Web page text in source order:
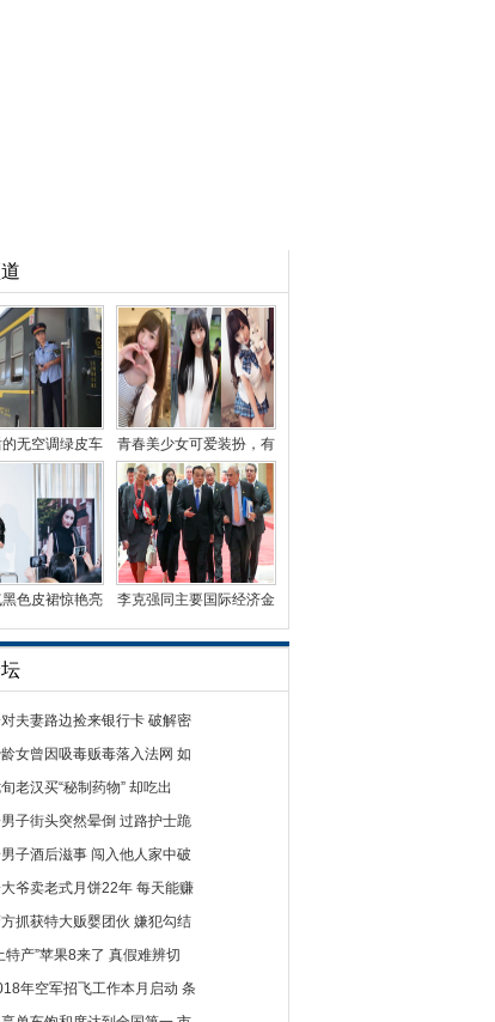
无空调绿皮车
5毛钱票价
青春美少女可爱装扮，有
种特别的美感
色皮裙惊艳亮
李克强同主要国际经济金
夫妻路边捡来银行卡 破解密
女曾因吸毒贩毒落入法网 如
老汉买“秘制药物” 却吃出
子街头突然晕倒 过路护士跪
子酒后滋事 闯入他人家中破
爷卖老式月饼22年 每天能赚
抓获特大贩婴团伙 嫌犯勾结
特产”苹果8来了 真假难辨切
年空军招飞工作本月启动 条